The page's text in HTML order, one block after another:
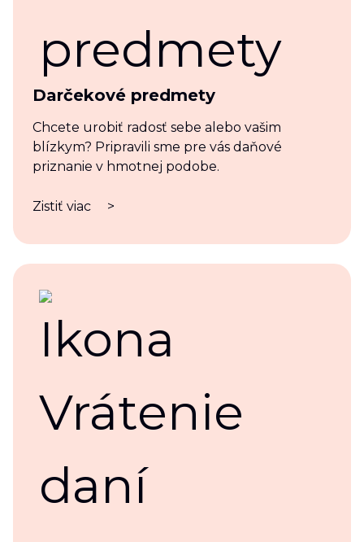
Darčekové predmety
Chcete urobiť radosť sebe alebo vašim
blízkym? Pripravili sme pre vás daňové
priznanie v hmotnej podobe.
Zistiť viac >